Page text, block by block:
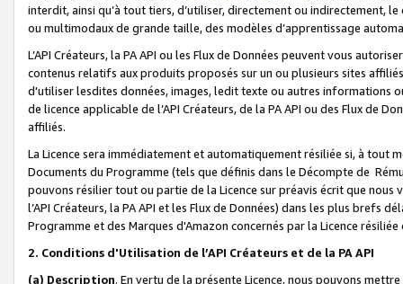
interdit, ainsi qu’à tout tiers, d’utiliser, directement ou indirectement,
ou multimodaux de grande taille, des modèles d’apprentissage
L’API Créateurs, la PA API ou les Flux de Données peuvent vous
contenus relatifs aux produits proposés sur un ou plusieurs sites
d'utiliser lesdites données, images, ledit texte ou autres informations
de licence applicable de l’API Créateurs, de la PA API ou des Flux de
affiliés.
La Licence sera immédiatement et automatiquement résiliée si, à
Documents du Programme (tels que définis dans le Décompte de
pouvons résilier tout ou partie de la Licence sur préavis écrit que
l’API Créateurs, la PA API et les Flux de Données) dans les plus
Programme et des Marques d'Amazon concernés par la Licence
2. Conditions d'Utilisation de l’API Créateurs et de la PA API
(a) Description. En vertu de la présente Licence, nous pouvons